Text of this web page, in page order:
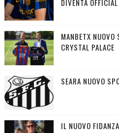
DIVENTA
MANBETX
CRYSTAL PALACE
SEARA NUOVO
IL NUOVO